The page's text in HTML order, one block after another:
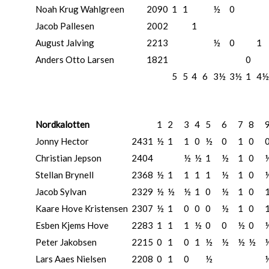
Noah Krug Wahlgreen 2090 1 1 ½
0
Jacob Pallesen
2002
1
August Jalving
2213 ½ 0
1
Anders Otto Larsen
1821
0
5
5 4 6 3½ 3½ 1 4½
Nordkalotten 1 2 3 4 5 6 7 8
Jonny Hector
2431 ½ 1 1 0 ½ 0 1 0
Christian Jepson
2404 ½ ½ 1 ½ 1 0
Stellan Brynell
2368 ½ 1 1 1 1 ½ 1 0
Jacob Sylvan
2329 ½ ½ ½ 1 0 ½ 1 0
Kaare Hove Kristensen 2307 ½ 1 0 0 0 ½ 1 0
Esben Kjems Hove
2283 1 1 1 ½ 0 0 ½ 0
Peter Jakobsen
2215 0 1 0 1 ½ ½ ½ ½
Lars Aaes Nielsen
2208 0 1 0 ½